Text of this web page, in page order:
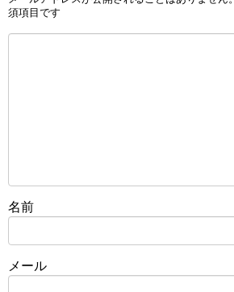
須項目です
名前
メール